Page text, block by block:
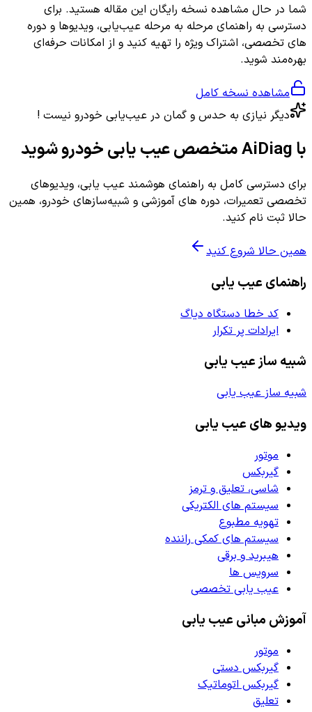
شما در حال مشاهده نسخه رایگان این مقاله هستید. برای
دسترسی به راهنمای مرحله به مرحله عیب‌یابی، ویدیوها و دوره
های تخصصی، اشتراک ویژه را تهیه کنید و از امکانات حرفه‌ای
بهره‌مند شوید.
مشاهده نسخه کامل
دیگر نیازی به حدس و گمان در عیب‌یابی خودرو نیست !
با AiDiag متخصص عیب یابی خودرو شوید
برای دسترسی کامل به راهنمای هوشمند عیب یابی، ویدیوهای
تخصصی تعمیرات، دوره های آموزشی و شبیه‌سازهای خودرو، همین
حالا ثبت نام کنید.
همین حالا شروع کنید
راهنمای عیب یابی
کد خطا دستگاه دیاگ
ایرادات پر تکرار
شبیه ساز عیب یابی
شبیه ساز عیب یابی
ویدیو های عیب یابی
موتور
گیربکس
شاسی، تعلیق و ترمز
سیستم های الکتریکی
تهویه مطبوع
سیستم های کمکی راننده
هیبرید و برقی
سرویس ها
عیب یابی تخصصی
آموزش مبانی عیب یابی
موتور
گیربکس دستی
گیربکس اتوماتیک
تعلیق